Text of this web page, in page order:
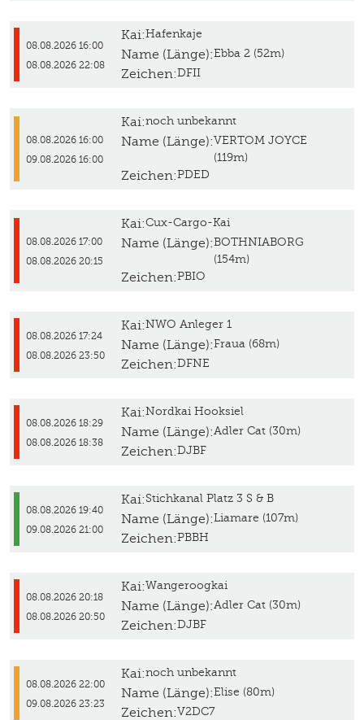
08.08.2026 16:00
08.08.2026 22:08
Kai:Hafenkaje
Name (Länge):Ebba 2 (52m)
Zeichen:DFII
08.08.2026 16:00
09.08.2026 16:00
Kai:noch unbekannt
Name (Länge):VERTOM JOYCE
(119m)
Zeichen:PDED
08.08.2026 17:00
08.08.2026 20:15
Kai:Cux-Cargo-Kai
Name (Länge):BOTHNIABORG
(154m)
Zeichen:PBIO
08.08.2026 17:24
08.08.2026 23:50
Kai:NWO Anleger 1
Name (Länge):Fraua (68m)
Zeichen:DFNE
08.08.2026 18:29
08.08.2026 18:38
Kai:Nordkai Hooksiel
Name (Länge):Adler Cat (30m)
Zeichen:DJBF
08.08.2026 19:40
09.08.2026 21:00
Kai:Stichkanal Platz 3 S & B
Name (Länge):Liamare (107m)
Zeichen:PBBH
08.08.2026 20:18
08.08.2026 20:50
Kai:Wangeroogkai
Name (Länge):Adler Cat (30m)
Zeichen:DJBF
08.08.2026 22:00
09.08.2026 23:23
Kai:noch unbekannt
Name (Länge):Elise (80m)
Zeichen:V2DC7